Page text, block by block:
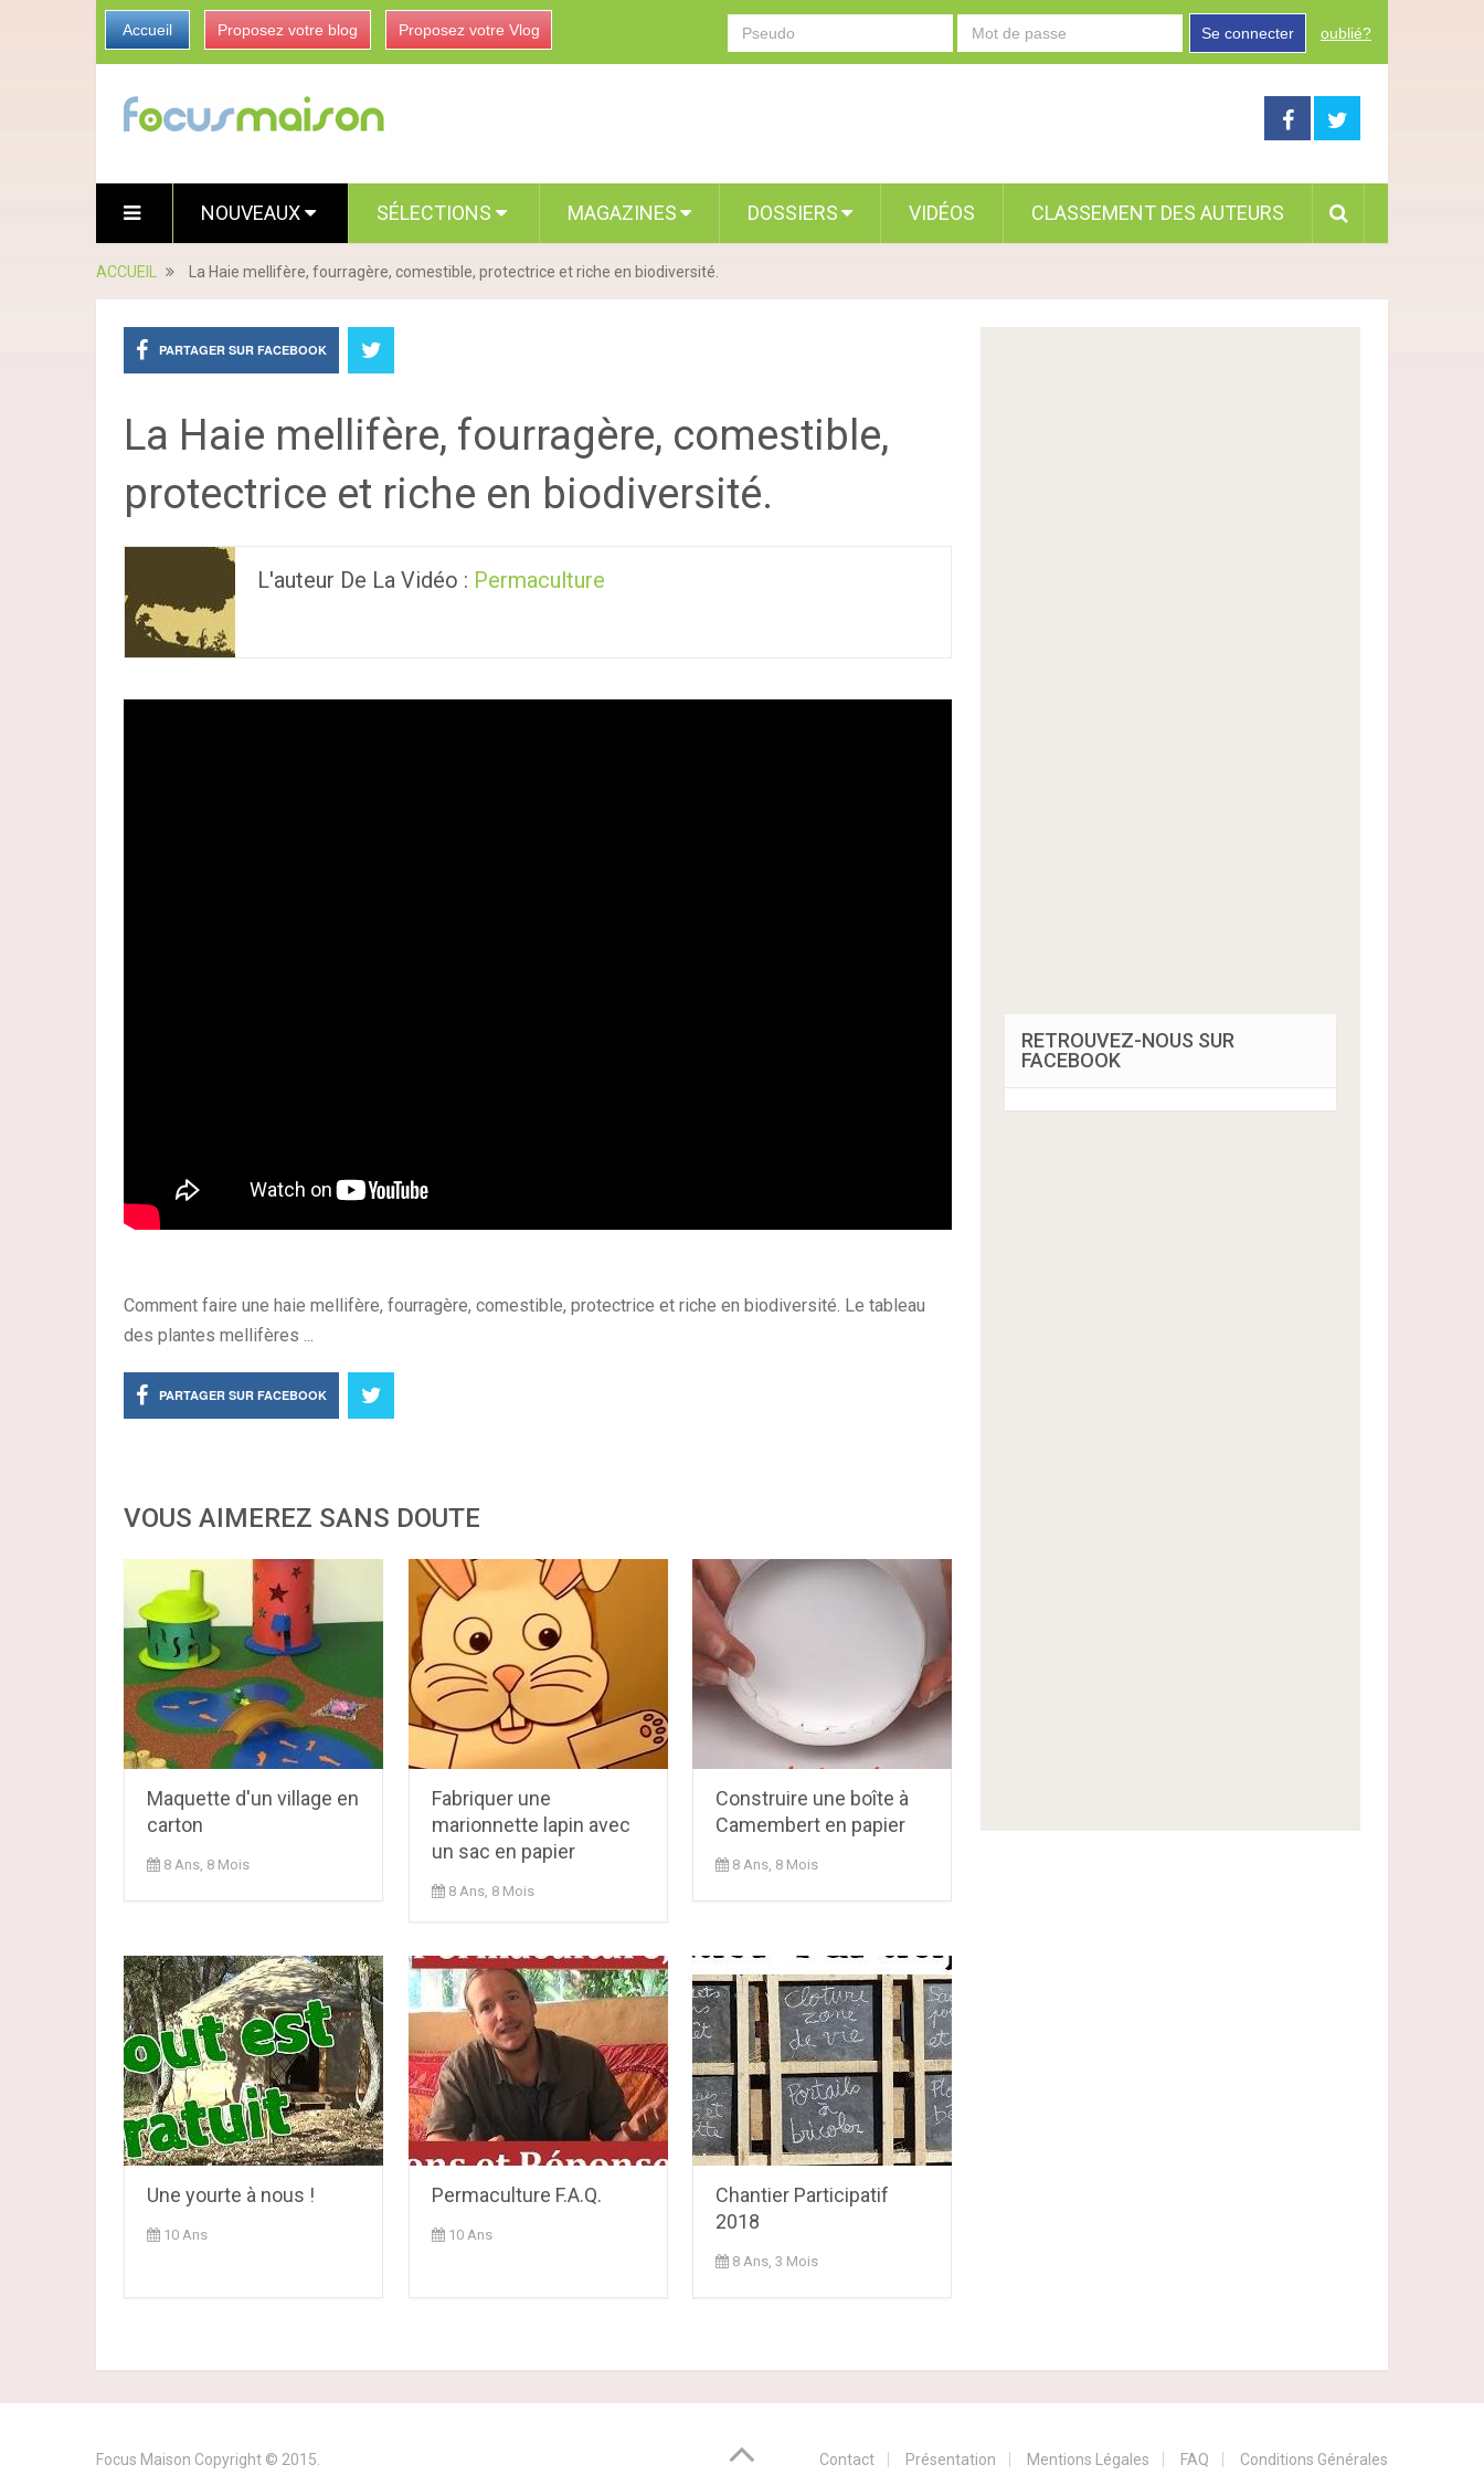
Accueil Proposez votre blog Proposez votre Vlog Se connecter oublié?
NOUVEAUX SÉLECTIONS MAGAZINES DOSSIERS VIDÉOS CLASSEMENT DES AUTEURS
ACCUEIL La Haie mellifère, fourragère, comestible, protectrice et riche en biodiversité.
PARTAGER SUR FACEBOOK
La Haie mellifère, fourragère, comestible,
protectrice et riche en biodiversité.
L'auteur De La Vidéo : Permaculture
Comment faire une haie mellifère, fourragère, comestible, protectrice et riche en biodiversité. Le tableau
des plantes mellifères ...
PARTAGER SUR FACEBOOK
VOUS AIMEREZ SANS DOUTE
Maquette d'un village en
carton
8 Ans, 8 Mois
Fabriquer une
marionnette lapin avec
un sac en papier
8 Ans, 8 Mois
Construire une boîte à
Camembert en papier
8 Ans, 8 Mois
Une yourte à nous !
10 Ans
Permaculture F.A.Q.
10 Ans
Chantier Participatif
2018
8 Ans, 3 Mois
RETROUVEZ-NOUS SUR
FACEBOOK
Focus Maison Copyright © 2015. Contact Présentation Mentions Légales FAQ Conditions Générales